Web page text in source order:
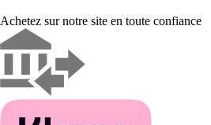
Achetez sur notre site en toute confiance